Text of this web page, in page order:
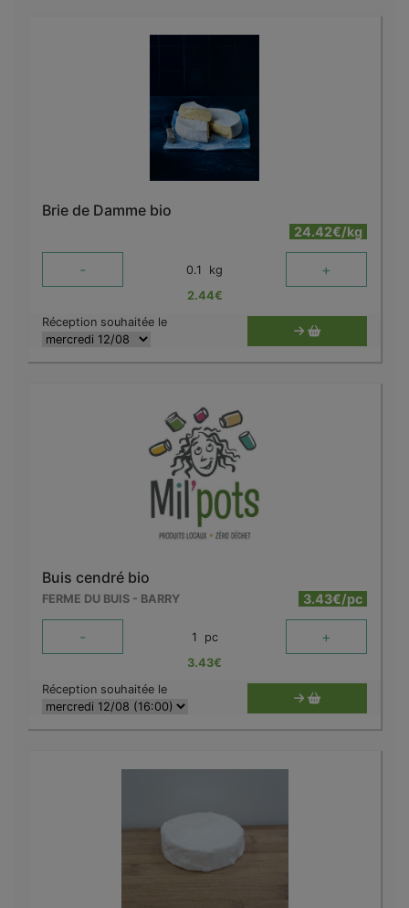
Brie de Damme bio
24.42€/kg
- 0.1 kg +
2.44€
Réception souhaitée le
Buis cendré bio
FERME DU BUIS - BARRY 3.43€/pc
- 1 pc +
3.43€
Réception souhaitée le